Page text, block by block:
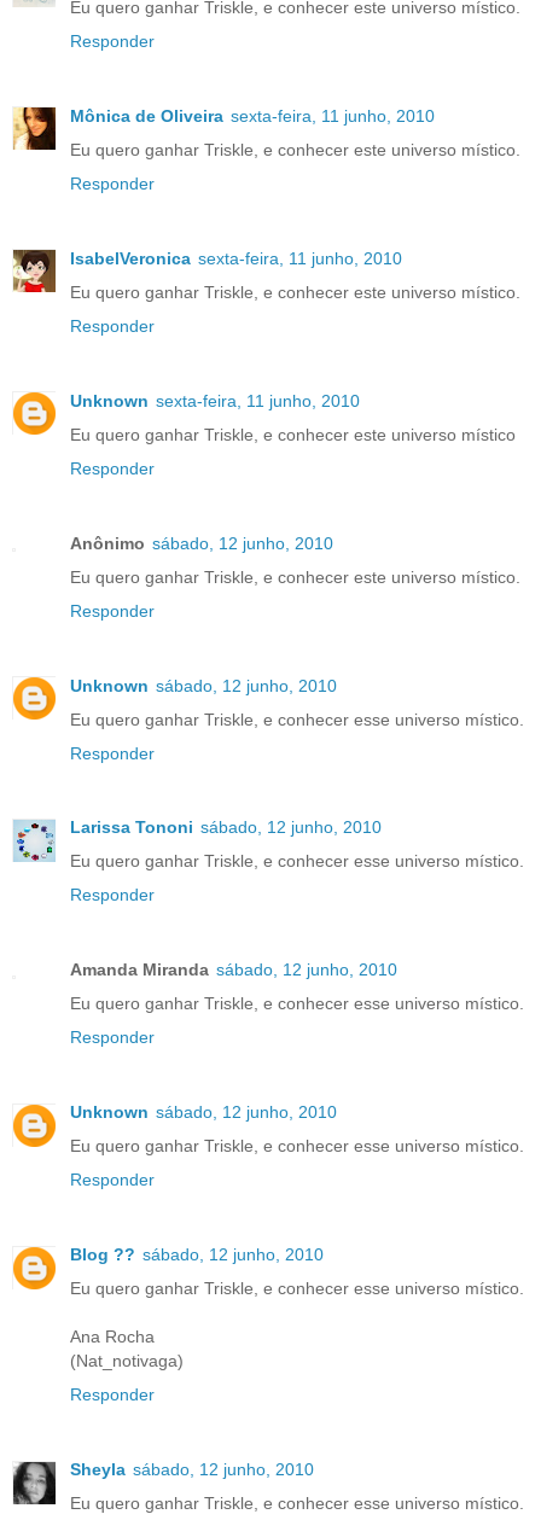
Eu quero ganhar Triskle, e conhecer este universo místico.
Responder
Mônica de Oliveira sexta-feira, 11 junho, 2010
Eu quero ganhar Triskle, e conhecer este universo místico.
Responder
IsabelVeronica sexta-feira, 11 junho, 2010
Eu quero ganhar Triskle, e conhecer este universo místico.
Responder
Unknown sexta-feira, 11 junho, 2010
Eu quero ganhar Triskle, e conhecer este universo místico
Responder
Anônimo sábado, 12 junho, 2010
Eu quero ganhar Triskle, e conhecer este universo místico.
Responder
Unknown sábado, 12 junho, 2010
Eu quero ganhar Triskle, e conhecer esse universo místico.
Responder
Larissa Tononi sábado, 12 junho, 2010
Eu quero ganhar Triskle, e conhecer esse universo místico.
Responder
Amanda Miranda sábado, 12 junho, 2010
Eu quero ganhar Triskle, e conhecer esse universo místico.
Responder
Unknown sábado, 12 junho, 2010
Eu quero ganhar Triskle, e conhecer esse universo místico.
Responder
Blog ?? sábado, 12 junho, 2010
Eu quero ganhar Triskle, e conhecer esse universo místico.
Ana Rocha
(Nat_notivaga)
Responder
Sheyla sábado, 12 junho, 2010
Eu quero ganhar Triskle, e conhecer esse universo místico.